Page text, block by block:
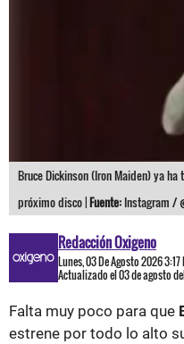
Bruce Dickinson (Iron Maiden) ya
próximo disco |Fuente: Instagram /
Redacción Oxigeno
Lunes, 03 De Agosto 2026 3:17
Actualizado el 03 de agosto
Falta muy poco para que
estrene por todo lo alto